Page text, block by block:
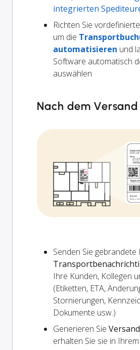
integrierten
Richten Sie
um die
automatisieren und
Software automatisch
auswählen
Nach dem Versand
Senden Sie gebrandete
Ihre Kunden, Kollegen
(Etiketten, ETA,
Stornierungen,
Dokumente usw.)
Generieren Sie
erhalten Sie sie in